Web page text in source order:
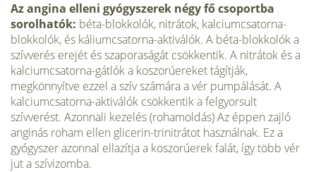
Az angina elleni gyógyszerek négy fő csoportba
sorolhatók: béta-blokkolók, nitrátok, kalciumcsatorna-
blokkolók, és káliumcsatorna-aktiválók. A béta-blokkolók a
szívverés erejét és szaporaságát csökkentik. A nitrátok és a
kalciumcsatorna-gátlók a koszorúereket tágítják,
megkönnyítve ezzel a szív számára a vér pumpálását. A
kalciumcsatorna-aktiválók csökkentik a felgyorsult
szívverést. Azonnali kezelés (rohamoldás) Az éppen zajló
anginás roham ellen glicerin-trinitrátot használnak. Ez a
gyógyszer azonnal ellazítja a koszorúerek falát, így több vér
jut a szívizomba.